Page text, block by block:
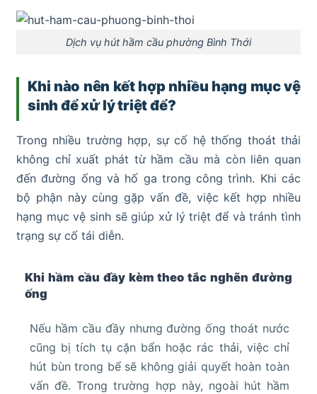
Dịch vụ hút hầm cầu phường Bình Thới
Khi nào nên kết hợp nhiều hạng mục vệ
sinh để xử lý triệt để?
Trong nhiều trường hợp, sự cố hệ thống thoát thải
không chỉ xuất phát từ hầm cầu mà còn liên quan
đến đường ống và hố ga trong công trình. Khi các
bộ phận này cùng gặp vấn đề, việc kết hợp nhiều
hạng mục vệ sinh sẽ giúp xử lý triệt để và tránh tình
trạng sự cố tái diễn.
Khi hầm cầu đầy kèm theo tắc nghẽn đường
ống
Nếu hầm cầu đầy nhưng đường ống thoát nước
cũng bị tích tụ cặn bẩn hoặc rác thải, việc chỉ
hút bùn trong bể sẽ không giải quyết hoàn toàn
vấn đề. Trong trường hợp này, ngoài hút hầm